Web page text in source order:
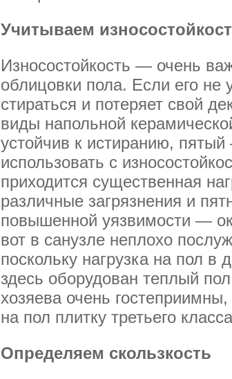
Учитываем
Износостойкость — очень
облицовки пола. Если его не
стираться и потеряет свой
виды напольной
устойчив к истиранию,
использовать с
приходится существенная
различные загрязнения и
повышенной уязвимости —
вот в санузле неплохо
поскольку нагрузка на пол
здесь оборудован теплый
хозяева очень
на пол плитку третьего
Определяем скользкость